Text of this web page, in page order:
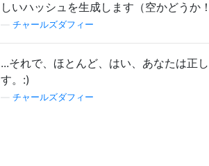
しいハッシュを生成します（空かどうか
チャールズダフィー
...それで、ほとんど、はい、あなたは正
す。:)
チャールズダフィー